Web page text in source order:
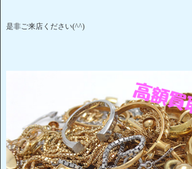
是非ご来店ください(^^)